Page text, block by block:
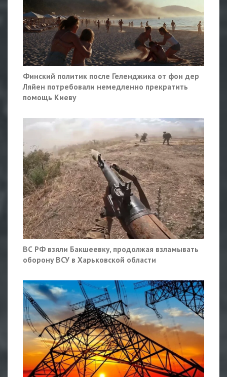
Финский политик после Геленджика от фон дер
Ляйен потребовали немедленно прекратить
помощь Киеву
ВС РФ взяли Бакшеевку, продолжая взламывать
оборону ВСУ в Харьковской области